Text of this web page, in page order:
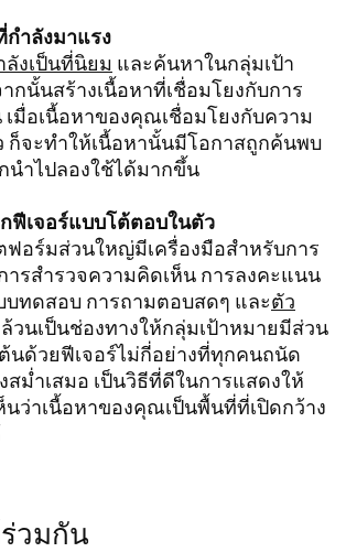
กำลังมาแรง
งเป็นที่นิยม และค้นหาในกลุ่มเป้า
นั้นสร้างเนื้อหาที่เชื่อมโยงกับการ
มื่อเนื้อหาของคุณเชื่อมโยงกับความ
ก็จะทำให้เนื้อหานั้นมีโอกาสถูกค้นพบ
นำไปลองใช้ได้มากขึ้น
ฟีเจอร์แบบโต้ตอบในตัว
อร์มส่วนใหญ่มีเครื่องมือสำหรับการ
รสำรวจความคิดเห็น การลงคะแนน
บทดสอบ การถามตอบสดๆ และตัว
ล้วนเป็นช่องทางให้กลุ่มเป้าหมายมีส่วน
นด้วยฟีเจอร์ไม่กี่อย่างที่ทุกคนถนัด
สม่ำเสมอ เป็นวิธีที่ดีในการแสดงให้
นว่าเนื้อหาของคุณเป็นพื้นที่ที่เปิดกว้าง
วมกัน